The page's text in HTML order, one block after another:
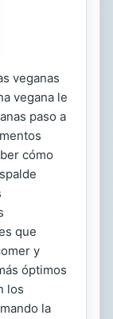
veganas
vegana le
paso a
cómo
que
y
óptimos
los
la